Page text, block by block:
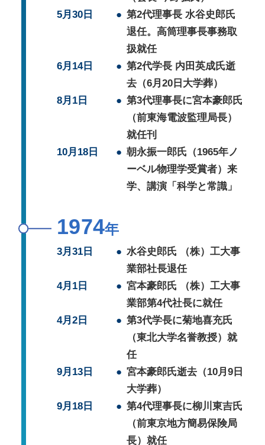
5月30日
● 第2代理事長 水谷史郎氏
退任。高筒理事長事務取
扱就任
6月14日
● 第2代学長 内田英成氏逝
去（6月20日大学葬）
8月1日
● 第3代理事長に宮本豪郎氏
（前東海電波監理局長）
就任刊
10月18日
● 朝永振一郎氏（1965年ノ
ーベル物理学受賞者）来
学、講演「科学と常識」
1974年
3月31日 ● 水谷史郎氏 （株）工大事
業部社長退任
4月1日
● 宮本豪郎氏 （株）工大事
業部第4代社長に就任
4月2日
● 第3代学長に菊地喜充氏
（東北大学名誉教授）就
任
9月13日
● 宮本豪郎氏逝去（10月9日
大学葬）
9月18日
● 第4代理事長に柳川東吉氏
（前東京地方簡易保険局
長）就任